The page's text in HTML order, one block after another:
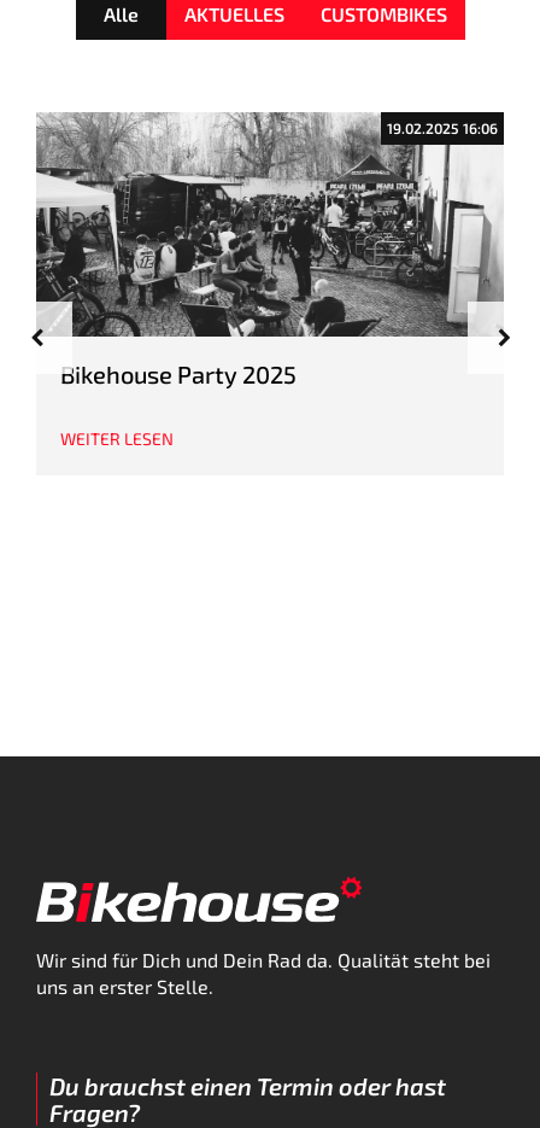
Alle AKTUELLES CUSTOMBIKES
19.02.2025 16:06
Bikehouse Party 2025
WEITER LESEN
Wir sind für Dich und Dein Rad da. Qualität steht bei
uns an erster Stelle.
Du brauchst einen Termin oder hast
Fragen?